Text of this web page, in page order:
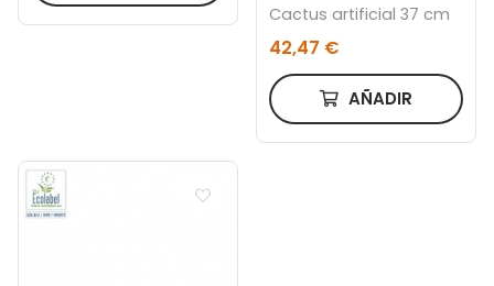
Cactus artificial 37 cm
42,47 €
AÑADIR